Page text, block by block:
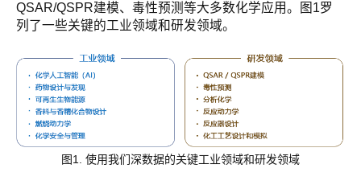
QSAR/QSPR建模、毒性预测等大多数化学应用。图1罗
列了一些关键的工业领域和研发领域。
图1. 使用我们深数据的关键工业领域和研发领域